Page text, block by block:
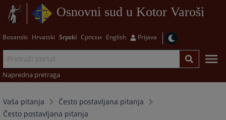
Osnovni sud u Kotor Varoši
Bosanski Hrvatski Srpski Српски English Prijava
Napredna pretraga
Vaša pitanja
Često postavljana pitanja
Često postavljana pitanja